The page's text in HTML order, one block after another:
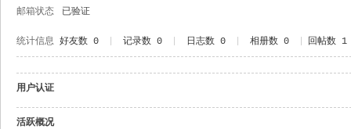
邮箱状态
已验证
统计信息 好友数 0 记录数 0 日志数 0 相册数 0 回帖数 1
用户认证
活跃概况